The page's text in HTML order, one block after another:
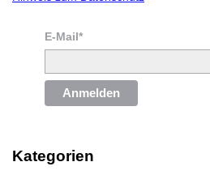
E-Mail*
Anmelden
Kategorien